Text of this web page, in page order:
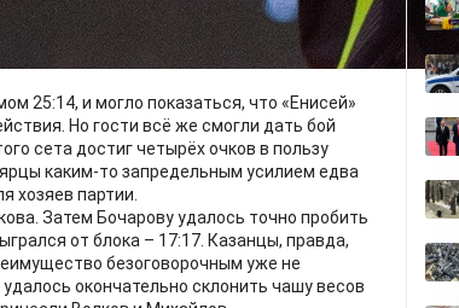
баллов они заработали, как
разладилась игра у Мурашко и
нашей команды довольно часто убирал их
25:14, и могло показаться, что «Енисей»
Но гости всё же смогли дать бой
сета достиг четырёх очков в пользу
каким-то запредельным усилием едва
хозяев партии.
Затем Бочарову удалось точно пробить
от блока – 17:17. Казанцы, правда,
безоговорочным уже не
окончательно склонить чашу весов